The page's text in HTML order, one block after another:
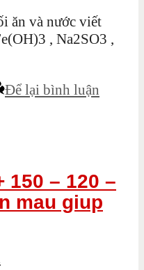
ăn và nước viết
, Na2SO3 ,
Để lại bình luận
150 – 120 –
mau giup